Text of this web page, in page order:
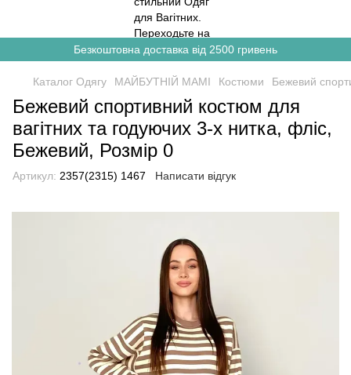
Безкоштовна доставка від 2500 гривень
Каталог Одягу МАЙБУТНІЙ МАМІ Костюми Бежевий
Бежевий спортивний костюм для
вагітних та годуючих 3-х нитка, фліс,
Бежевий, Розмір 0
Артикул: 2357(2315) 1467 Написати відгук